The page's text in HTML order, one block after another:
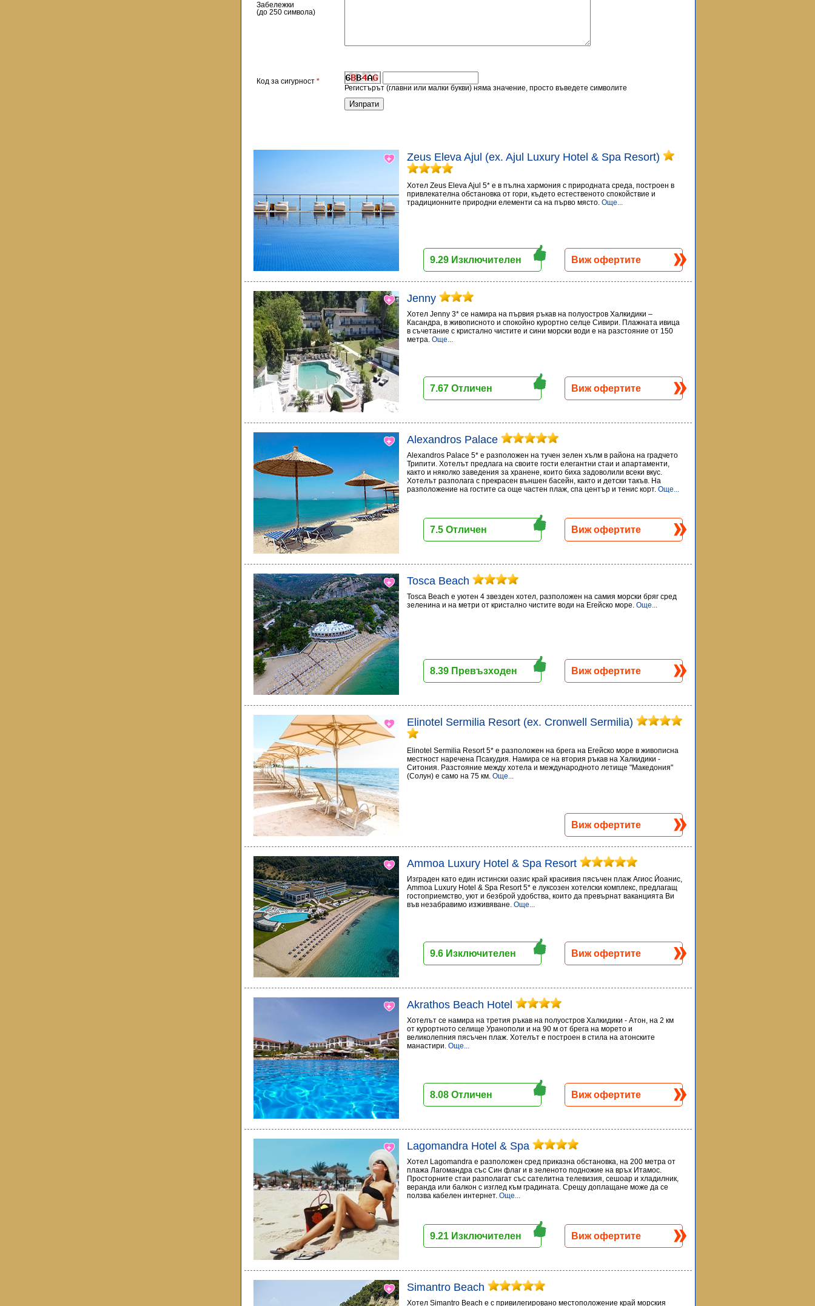
Забележки
(до 250 символа)
Код за сигурност *
Регистърът (главни или малки букви) няма значение, просто въведете символите
Zeus Eleva Ajul (ex. Ajul Luxury Hotel & Spa Resort)
Хотел Zeus Eleva Ajul 5* е в пълна хармония с природната среда, построен в
привлекателна обстановка от гори, където естественото спокойствие и
традиционните природни елементи са на първо място. Още...
9.29 Изключителен Виж офертите
Jenny
Хотел Jenny 3* се намира на първия ръкав на полуостров Халкидики –
Касандра, в живописното и спокойно курортно селце Сивири. Плажната ивица
в съчетание с кристално чистите и сини морски води е на разстояние от 150
метра. Още...
7.67 Отличен Виж офертите
Alexandros Palace
Alexandros Palace 5* e разположен на тучен зелен хълм в района на градчето
Трипити. Хотелът предлага на своите гости елегантни стаи и апартаменти,
както и няколко заведения за хранене, които биха задоволили всеки вкус.
Хотелът разполага с прекрасен външен басейн, както и детски такъв. На
разположение на гостите са още частен плаж, спа център и тенис корт. Още...
7.5 Отличен Виж офертите
Tosca Beach
Tosca Beach е уютен 4 звезден хотел, разположен на самия морски бряг сред
зеленина и на метри от кристално чистите води на Егейско море. Още...
8.39 Превъзходен Виж офертите
Elinotel Sermilia Resort (ex. Cronwell Sermilia)
Elinotel Sermilia Resort 5* е разположен на брега на Егейско море в живописна
местност наречена Псакудия. Намира се на втория ръкав на Халкидики -
Ситония. Разстояние между хотела и международното летище "Македония"
(Солун) е само на 75 км. Още...
Виж офертите
Ammoa Luxury Hotel & Spa Resort
Изграден като един истински оазис край красивия пясъчен плаж Агиос Йоанис,
Ammoa Luxury Hotel & Spa Resort 5* е луксозен хотелски комплекс, предлагащ
гостоприемство, уют и безброй удобства, които да превърнат ваканцията Ви
във незабравимо изживяване. Още...
9.6 Изключителен Виж офертите
Akrathos Beach Hotel
Хотелът се намира на третия ръкав на полуостров Халкидики - Атон, на 2 км
от курортното селище Уранополи и на 90 м от брега на морето и
великолепния пясъчен плаж. Хотелът е построен в стила на атонските
манастири. Още...
8.08 Отличен Виж офертите
Lagomandra Hotel & Spa
Хотел Lagomandra е разположен сред приказна обстановка, на 200 метра от
плажа Лагомандра със Син флаг и в зеленото подножие на връх Итамос.
Просторните стаи разполагат със сателитна телевизия, сешоар и хладилник,
веранда или балкон с изглед към градината. Срещу доплащане може да се
ползва кабелен интернет. Още...
9.21 Изключителен Виж офертите
Simantro Beach
Хотел Simantro Beach е с привилегировано местоположение край морския